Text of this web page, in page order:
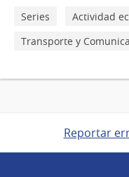
Series
Actividad
Transporte y
Reportar